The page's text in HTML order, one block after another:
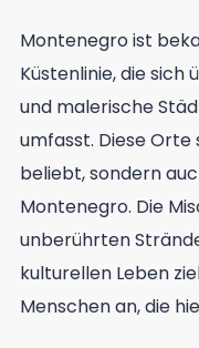
Montenegro ist
Küstenlinie, die
und malerische
umfasst. Diese
beliebt, sondern
Montenegro. Die
unberührten
kulturellen Leben
Menschen an, die